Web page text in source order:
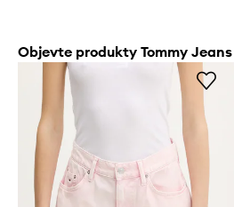
Objevte produkty Tommy Jeans